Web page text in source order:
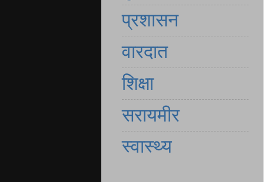
प्रशासन
वारदात
शिक्षा
सरायमीर
स्वास्थ्य